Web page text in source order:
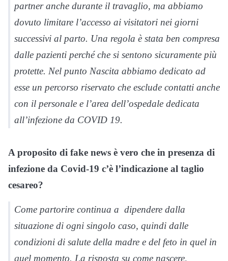
partner anche durante il travaglio, ma abbiamo
dovuto limitare l’accesso ai visitatori nei giorni
successivi al parto. Una regola è stata ben compresa
dalle pazienti perché che si sentono sicuramente più
protette. Nel punto Nascita abbiamo dedicato ad
esse un percorso riservato che esclude contatti anche
con il personale e l’area dell’ospedale dedicata
all’infezione da COVID 19.
A proposito di fake news è vero che in presenza di
infezione da Covid-19 c’è l’indicazione al taglio
cesareo?
Come partorire continua a dipendere dalla
situazione di ogni singolo caso, quindi dalle
condizioni di salute della madre e del feto in quel in
quel momento. La risposta su come nascere,